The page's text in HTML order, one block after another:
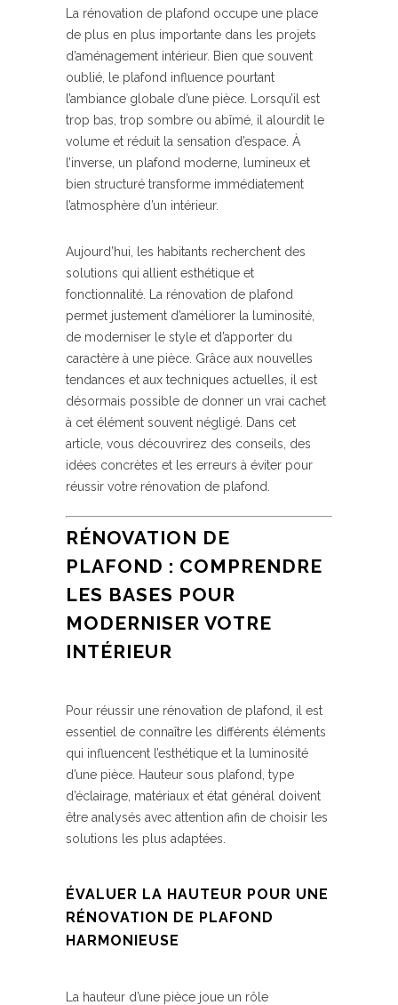
La rénovation de plafond occupe une place
de plus en plus importante dans les projets
d’aménagement intérieur. Bien que souvent
oublié, le plafond influence pourtant
l’ambiance globale d’une pièce. Lorsqu’il est
trop bas, trop sombre ou abîmé, il alourdit le
volume et réduit la sensation d’espace. À
l’inverse, un plafond moderne, lumineux et
bien structuré transforme immédiatement
l’atmosphère d’un intérieur.
Aujourd’hui, les habitants recherchent des
solutions qui allient esthétique et
fonctionnalité. La rénovation de plafond
permet justement d’améliorer la luminosité,
de moderniser le style et d’apporter du
caractère à une pièce. Grâce aux nouvelles
tendances et aux techniques actuelles, il est
désormais possible de donner un vrai cachet
à cet élément souvent négligé. Dans cet
article, vous découvrirez des conseils, des
idées concrètes et les erreurs à éviter pour
réussir votre rénovation de plafond.
RÉNOVATION DE
PLAFOND : COMPRENDRE
LES BASES POUR
MODERNISER VOTRE
INTÉRIEUR
Pour réussir une rénovation de plafond, il est
essentiel de connaître les différents éléments
qui influencent l’esthétique et la luminosité
d’une pièce. Hauteur sous plafond, type
d’éclairage, matériaux et état général doivent
être analysés avec attention afin de choisir les
solutions les plus adaptées.
ÉVALUER LA HAUTEUR POUR UNE
RÉNOVATION DE PLAFOND
HARMONIEUSE
La hauteur d’une pièce joue un rôle